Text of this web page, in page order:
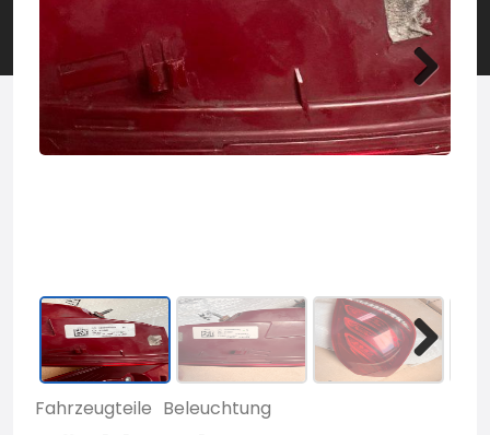
Fahrzeugteile Beleuchtung